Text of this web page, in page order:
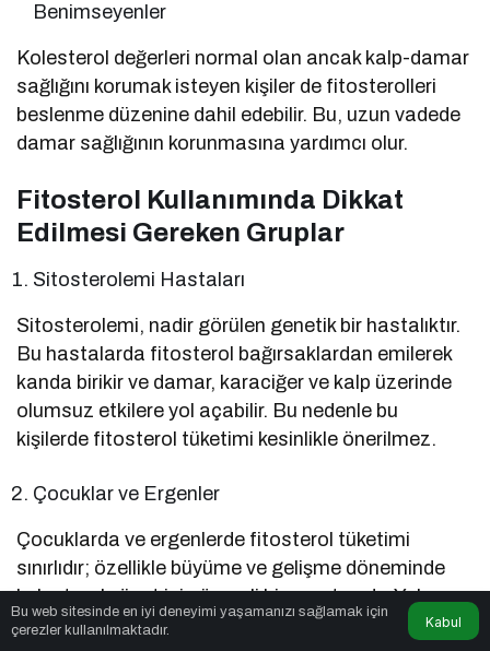
Benimseyenler
Kolesterol değerleri normal olan ancak kalp-damar
sağlığını korumak isteyen kişiler de fitosterolleri
beslenme düzenine dahil edebilir. Bu, uzun vadede
damar sağlığının korunmasına yardımcı olur.
Fitosterol Kullanımında Dikkat
Edilmesi Gereken Gruplar
Sitosterolemi Hastaları
Sitosterolemi, nadir görülen genetik bir hastalıktır.
Bu hastalarda fitosterol bağırsaklardan emilerek
kanda birikir ve damar, karaciğer ve kalp üzerinde
olumsuz etkilere yol açabilir. Bu nedenle bu
kişilerde fitosterol tüketimi kesinlikle önerilmez.
Çocuklar ve Ergenler
Çocuklarda ve ergenlerde fitosterol tüketimi
sınırlıdır; özellikle büyüme ve gelişme döneminde
kolesterol vücut için önemli bir yapı taşıdır. Yalnızca
hekim veya diyetisyen önerisiyle, kontrollü şekilde
Bu web sitesinde en iyi deneyimi yaşamanızı sağlamak için
çerezler kullanılmaktadır.
Kabul